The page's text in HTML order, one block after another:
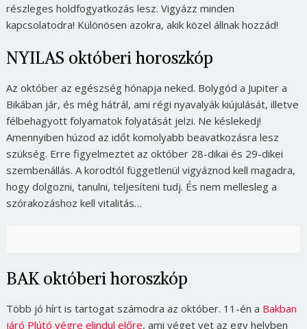
részleges holdfogyatkozás lesz. Vigyázz minden
kapcsolatodra! Különösen azokra, akik közel állnak hozzád!
NYILAS októberi horoszkóp
Az október az egészség hónapja neked. Bolygód a Jupiter a
Bikában jár, és még hátrál, ami régi nyavalyák kiújulását, illetve
félbehagyott folyamatok folyatását jelzi. Ne késlekedj!
Amennyiben húzod az időt komolyabb beavatkozásra lesz
szükség. Erre figyelmeztet az október 28-dikai és 29-dikei
szembenállás. A korodtól függetlenül vigyáznod kell magadra,
hogy dolgozni, tanulni, teljesíteni tudj. És nem mellesleg a
szórakozáshoz kell vitalitás…
BAK októberi horoszkóp
Több jó hírt is tartogat számodra az október. 11-én a Bakban
járó Plútó végre elindul előre, ami véget vet az egy helyben